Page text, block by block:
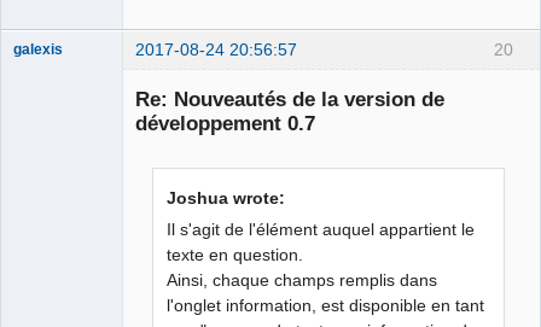
20
galexis 2017-08-24 20:56:57
Re: Nouveautés de la version de
développement 0.7
Joshua wrote:
Il s'agit de l'élément auquel appartient le
texte en question.
Ainsi, chaque champs remplis dans
l'onglet information, est disponible en tant